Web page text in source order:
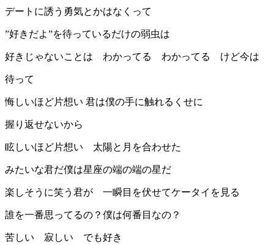
デートに誘う勇気とかはなくって
”好きだよ”を待っているだけの弱虫は
好きじゃないことは わかってる わかってる けど今は
待って
悔しいほど片想い 君は僕の手に触れるくせに
握り返せないから
眩しいほど片想い 太陽と月を合わせた
みたいな君だ僕は星座の端の端の星だ
楽しそうに笑う君が 一瞬目を伏せてケータイを見る
誰を一番思ってるの？僕は何番目なの？
苦しい 寂しい でも好き